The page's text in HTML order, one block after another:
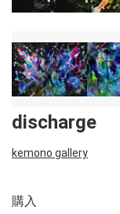
discharge
kemono gallery
購入